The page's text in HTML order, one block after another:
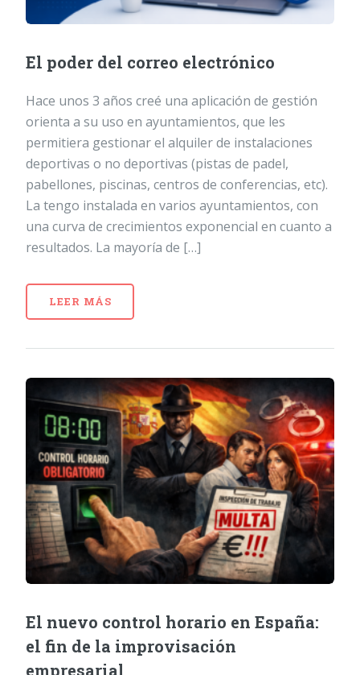
El poder del correo electrónico
Hace unos 3 años creé una aplicación de gestión
orienta a su uso en ayuntamientos, que les
permitiera gestionar el alquiler de instalaciones
deportivas o no deportivas (pistas de padel,
pabellones, piscinas, centros de conferencias, etc).
La tengo instalada en varios ayuntamientos, con
una curva de crecimientos exponencial en cuanto a
resultados. La mayoría de […]
LEER MÁS
El nuevo control horario en España:
el fin de la improvisación
empresarial